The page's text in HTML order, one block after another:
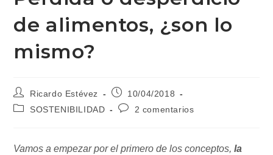
de alimentos, ¿son lo
mismo?
Autor
de
la
Ricardo Estévez
Publicación
de
10/04/2018
Categoría
SOSTENIBILIDAD
Comentarios
2 comentarios
Vamos a empezar por el primero de los conceptos,la